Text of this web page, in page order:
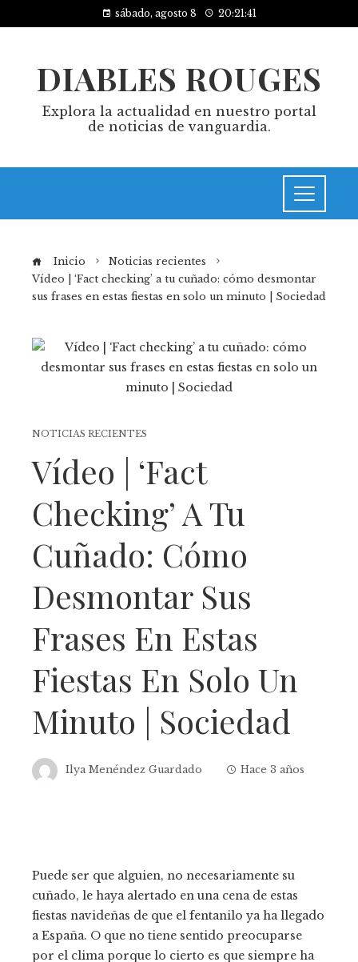
sábado, agosto 8 20:21:41
DIABLES ROUGES
Explora la actualidad en nuestro portal
de noticias de vanguardia.
Inicio
Noticias recientes
Vídeo | ‘Fact checking’ a tu cuñado: cómo desmontar
sus frases en estas fiestas en solo un minuto | Sociedad
NOTICIAS RECIENTES
Vídeo | ‘Fact
Checking’ A Tu
Cuñado: Cómo
Desmontar Sus
Frases En Estas
Fiestas En Solo Un
Minuto | Sociedad
Ilya Menéndez Guardado Hace 3 años
Puede ser que alguien, no necesariamente su
cuñado, le haya alertado en una cena de estas
fiestas navideñas de que el fentanilo ya ha llegado
a España. O que no tiene sentido preocuparse
por el clima porque lo cierto es que siempre ha